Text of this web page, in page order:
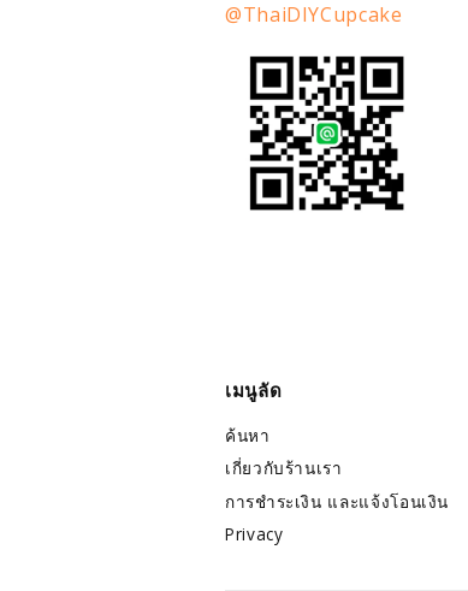
@ThaiDIYCupcake
เมนูลัด
ค้นหา
เกี่ยวกับร้านเรา
การชำระเงิน และแจ้งโอนเงิน
Privacy